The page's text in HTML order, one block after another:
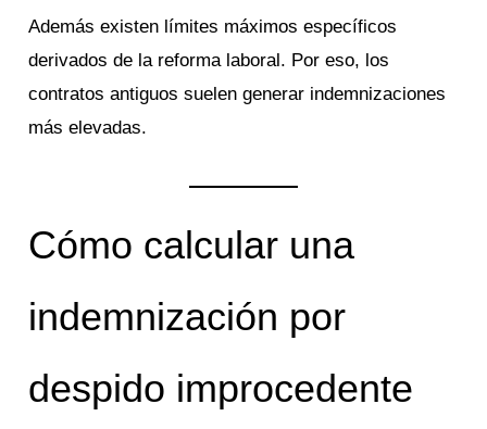
Además existen límites máximos específicos
derivados de la reforma laboral. Por eso, los
contratos antiguos suelen generar indemnizaciones
más elevadas.
Cómo calcular una
indemnización por
despido improcedente